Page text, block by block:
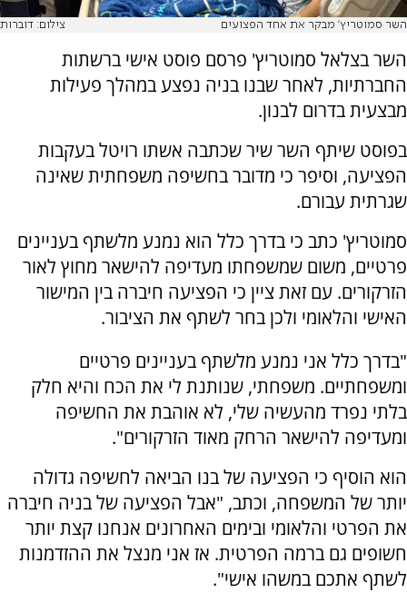
השר סמוטריץ' מבקר את אחד הפצועים צילום: דוברות
השר בצלאל סמוטריץ' פרסם פוסט אישי ברשתות
החברתיות, לאחר שבנו בניה נפצע במהלך פעילות
מבצעית בדרום לבנון.
בפוסט שיתף השר שיר שכתבה אשתו רויטל בעקבות
הפציעה, וסיפר כי מדובר בחשיפה משפחתית שאינה
שגרתית עבורם.
סמוטריץ' כתב כי בדרך כלל הוא נמנע מלשתף בעניינים
פרטיים, משום שמשפחתו מעדיפה להישאר מחוץ לאור
הזרקורים. עם זאת ציין כי הפציעה חיברה בין המישור
האישי והלאומי ולכן בחר לשתף את הציבור.
"בדרך כלל אני נמנע מלשתף בעניינים פרטיים
ומשפחתיים. משפחתי, שנותנת לי את הכח והיא חלק
בלתי נפרד מהעשיה שלי, לא אוהבת את החשיפה
ומעדיפה להישאר הרחק מאוד הזרקורים".
הוא הוסיף כי הפציעה של בנו הביאה לחשיפה גדולה
יותר של המשפחה, וכתב, "אבל הפציעה של בניה חיברה
את הפרטי והלאומי ובימים האחרונים אנחנו קצת יותר
חשופים גם ברמה הפרטית. אז אני מנצל את ההזדמנות
לשתף אתכם במשהו אישי".